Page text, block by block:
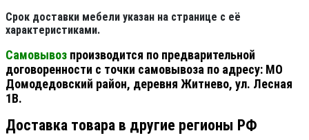
Срок доставки мебели указан на странице с её
характеристиками.
Самовывоз производится по предварительной
договоренности с точки самовывоза по адресу: МО
Домодедовский район, деревня Житнево, ул. Лесная
1В.
Доставка товара в другие регионы РФ